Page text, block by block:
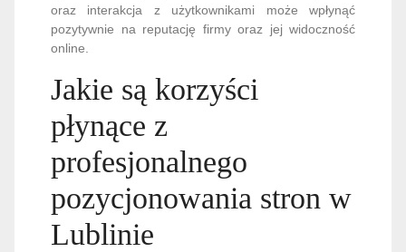
oraz interakcja z użytkownikami może wpłynąć
pozytywnie na reputację firmy oraz jej widoczność
online.
Jakie są korzyści
płynące z
profesjonalnego
pozycjonowania stron w
Lublinie